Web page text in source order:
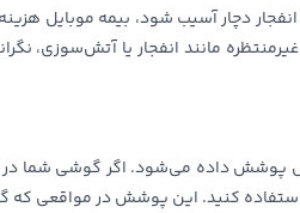
دچار آسیب شود، بیمه موبایل
مانند انفجار یا آتش‌سوزی،
پوشش داده می‌شود. اگر گوشی شما در
استفاده کنید. این پوشش در مواقعی